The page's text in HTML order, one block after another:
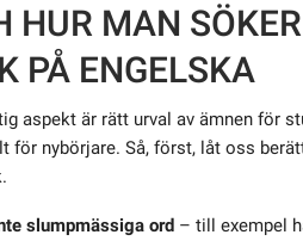
HUR MAN
PÅ ENGELSKA
aspekt är rätt urval av ämnen för
för nybörjare. Så, först, låt oss
slumpmässiga ord– till exempel